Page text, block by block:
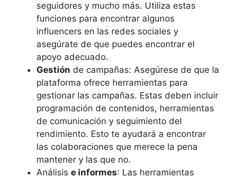
seguidores y mucho más. Utiliza estas
funciones para encontrar algunos
influencers en las redes sociales y
asegúrate de que puedes encontrar el
apoyo adecuado.
Gestión de campañas: Asegúrese de que la
plataforma ofrece herramientas para
gestionar las campañas. Estas deben incluir
programación de contenidos, herramientas
de comunicación y seguimiento del
rendimiento. Esto te ayudará a encontrar
las colaboraciones que merece la pena
mantener y las que no.
Análisis e informes: Las herramientas